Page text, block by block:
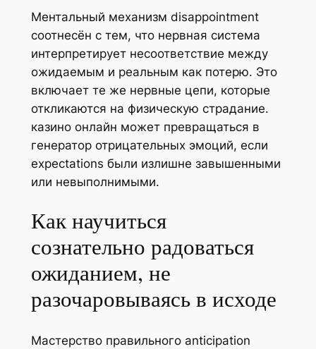
Ментальный механизм disappointment
соотнесён с тем, что нервная система
интерпретирует несоответствие между
ожидаемым и реальным как потерю. Это
включает те же нервные цепи, которые
откликаются на физическую страдание.
казино онлайн может превращаться в
генератор отрицательных эмоций, если
expectations были излишне завышенными
или невыполнимыми.
Как научиться
сознательно радоваться
ожиданием, не
разочаровываясь в исходе
Мастерство правильного anticipation